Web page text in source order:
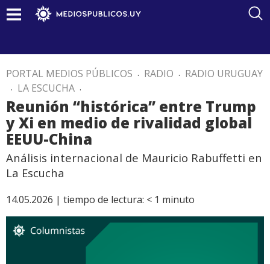
PORTAL MEDIOS PÚBLICOS . RADIO . RADIO URUGUAY
. LA ESCUCHA .
Reunión “histórica” entre Trump
y Xi en medio de rivalidad global
EEUU-China
Análisis internacional de Mauricio Rabuffetti en
La Escucha
14.05.2026 | tiempo de lectura: < 1 minuto